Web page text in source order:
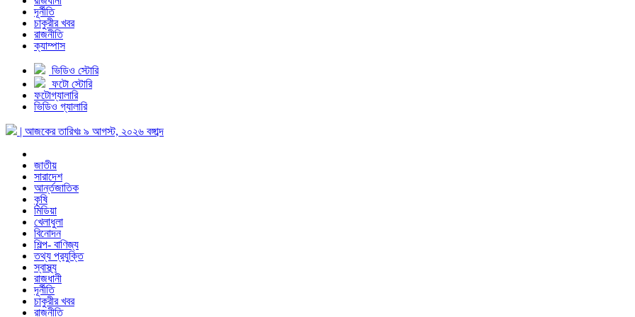
দূর্নীতি
চাকুরীর খবর
রাজনীতি
ক্যাম্পাস
ভিডিও স্টোরি
ফটো স্টোরি
ফটোগ্যালারি
ভিডিও গ্যালারি
| আজকের তারিখঃ ৯ আগস্ট, ২০২৬ বঙ্গাব্দ
জাতীয়
সারাদেশ
আর্ন্তজাতিক
কৃষি
মিডিয়া
খেলাধুলা
বিনোদন
শিল্প- বাণিজ্য
তথ্য প্রযুক্তি
স্বাস্থ্য
রাজধানী
দূর্নীতি
চাকুরীর খবর
রাজনীতি